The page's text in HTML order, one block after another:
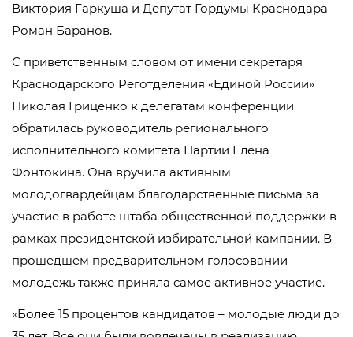
Виктория Гаркуша и Депутат Гордумы Краснодара
Роман Баранов.
С приветственным словом от имени секретаря
Краснодарского Реготделения «Единой России»
Николая Гриценко к делегатам конференции
обратилась руководитель регионального
исполнительного комитета Партии Елена
Фонтокина. Она вручила активным
молодогвардейцам благодарственные письма за
участие в работе штаба общественной поддержки в
рамках президентской избирательной кампании. В
прошедшем предварительном голосовании
молодежь также приняла самое активное участие.
«Более 15 процентов кандидатов – молодые люди до